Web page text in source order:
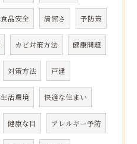
食品安全 清潔さ 予防策
カビ対策方法 健康問題
対策方法 戸建
生活環境 快適な住まい
健康な目 アレルギー予防